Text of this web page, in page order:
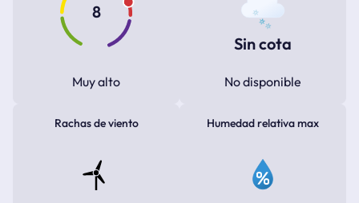
8
Muy alto
Sin cota
No disponible
Rachas de viento Humedad relativa max